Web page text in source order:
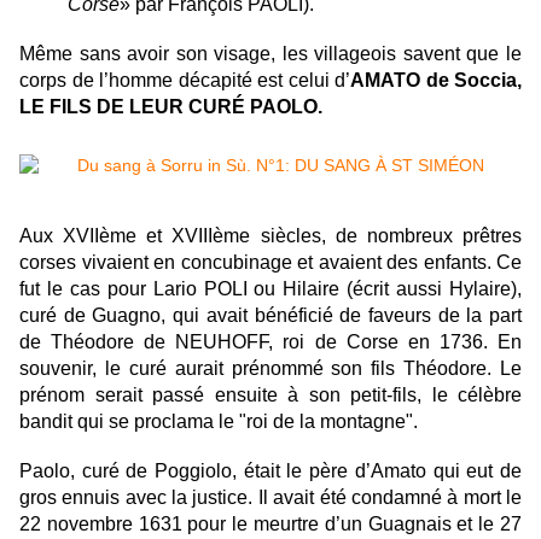
Corse» par François PAOLI).
Même sans avoir son visage, les villageois savent que le
corps de l’homme décapité est celui d’AMATO de Soccia,
LE FILS DE LEUR CURÉ PAOLO.
Aux XVIIème et XVIIIème siècles, de nombreux prêtres
corses vivaient en concubinage et avaient des enfants. Ce
fut le cas pour Lario POLI ou Hilaire (écrit aussi Hylaire),
curé de Guagno, qui avait bénéficié de faveurs de la part
de Théodore de NEUHOFF, roi de Corse en 1736. En
souvenir, le curé aurait prénommé son fils Théodore. Le
prénom serait passé ensuite à son petit-fils, le célèbre
bandit qui se proclama le "roi de la montagne".
Paolo, curé de Poggiolo, était le père d’Amato qui eut de
gros ennuis avec la justice. Il avait été condamné à mort le
22 novembre 1631 pour le meurtre d’un Guagnais et le 27